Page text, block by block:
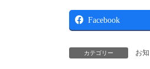
Facebook
カテゴリー お